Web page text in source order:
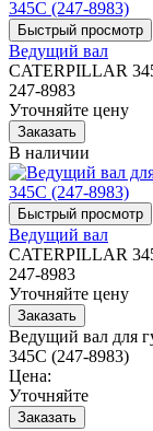
Ведущий вал
CATERPILLAR
247-8983
Уточняйте цену
В наличии
Ведущий вал
CATERPILLAR
247-8983
Уточняйте цену
Ведущий вал для
345C (247-8983)
Цена:
Уточняйте